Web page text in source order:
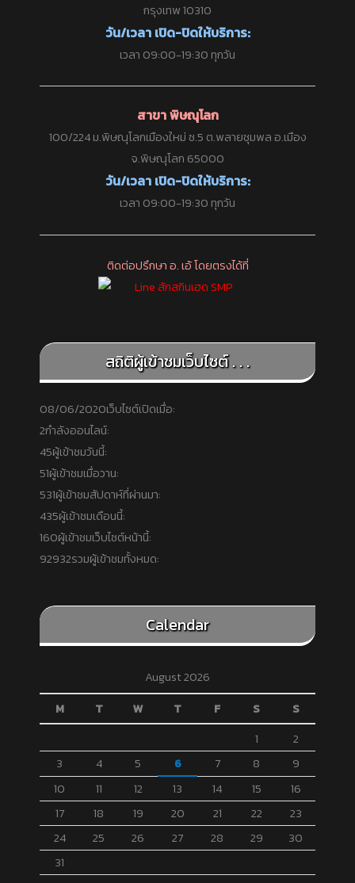
กรุงเทพ 10310
วัน/เวลา เปิด-ปิดให้บริการ:
เวลา 09:00-19:30 ทุกวัน
สาขา พิษณุโลก
100/224 ม.พิษณุโลกเมืองใหม่ ซ.5 ต.พลายชุมพล อ.เมือง
จ.พิษณุโลก 65000
วัน/เวลา เปิด-ปิดให้บริการ:
เวลา 09:00-19:30 ทุกวัน
ติดต่อปรึกษา อ. เอ้ โดยตรงได้ที่
สถิติผู้เข้าชมเว็บไซต์ . . .
08/06/2020เว็บไซต์เปิดเมื่อ:
2กำลังออนไลน์:
45ผู้เข้าชมวันนี้:
51ผู้เข้าชมเมื่อวาน:
531ผู้เข้าชมสัปดาห์ที่ผ่านมา:
435ผู้เข้าชมเดือนนี้:
160ผู้เข้าชมเว็บไซต์หน้านี้:
92932รวมผู้เข้าชมทั้งหมด:
Calendar
August 2026
M
T W T F S
S
1
2
3
4 5 6 7 8
9
10
11 12 13 14 15
16
17
18 19 20 21 22
23
24
25 26 27 28 29
30
31